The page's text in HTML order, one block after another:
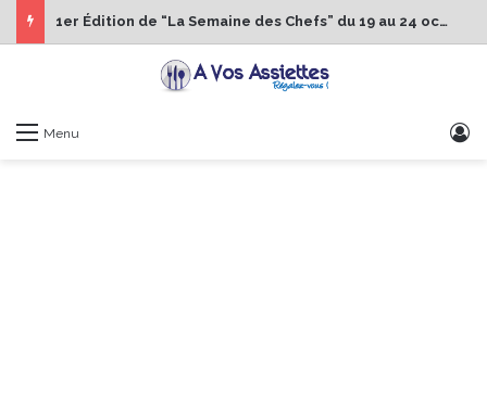
1er Édition de “La Semaine des Chefs” du 19 au 24 octobre 2026
Menu